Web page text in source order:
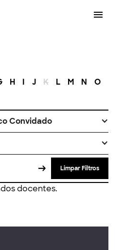
H I J K L M N O
Convidado
Limpar Filtros
docentes.